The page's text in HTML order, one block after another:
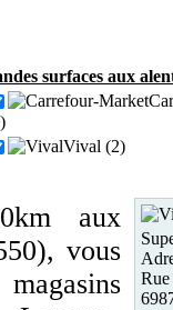
surfaces aux
Vival (2)
aux
vous